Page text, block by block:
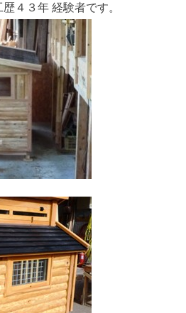
４３年 経験者です。